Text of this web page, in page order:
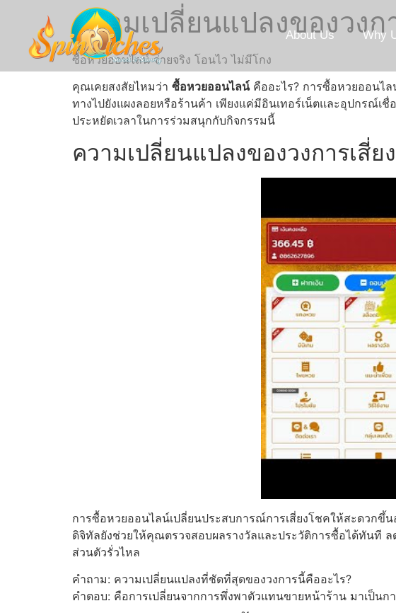
About Us Why
ความเปลี่ยนแปลงของวง
ซื้อหวยออนไลน์ จ่ายจริง โอนไว ไม่มีโกง
คุณเคยสงสัยไหมว่า ซื้อหวยออนไลน์คืออะไร? การซื้อหวยออนไล
ทางไปยังแผงลอยหรือร้านค้า เพียงแค่มีอินเทอร์เน็ตและอุปกรณ์
ประหยัดเวลาในการร่วมสนุกกับกิจกรรมนี้
ความเปลี่ยนแปลงของวงการเสี่
การซื้อหวยออนไลน์เปลี่ยนประสบการณ์การเสี่ยงโชคให้สะดวกขึ้
ดิจิทัลยังช่วยให้คุณตรวจสอบผลรางวัลและประวัติการซื้อได้ทันที
ส่วนตัวรั่วไหล
คำถาม: ความเปลี่ยนแปลงที่ชัดที่สุดของวงการนี้คืออะไร?
คำตอบ: คือการเปลี่ยนจากการพึ่งพาตัวแทนขายหน้าร้าน มาเป็น